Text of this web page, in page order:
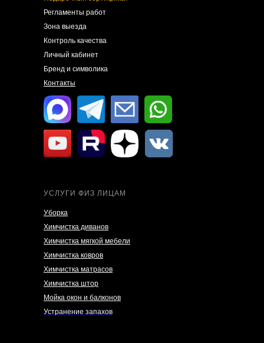
Регламенты работ
Зона выезда
Контроль качества
Личный кабинет
Бренд и символика
Контакты
УСЛУГИ ФИЗ ЛИЦАМ
Уборка
Химчистка диванов
Химчистка мягкой мебели
Химчистка ковров
Химчистка матрасов
Химчистка штор
Мойка окон и балконов
Устранение запахов